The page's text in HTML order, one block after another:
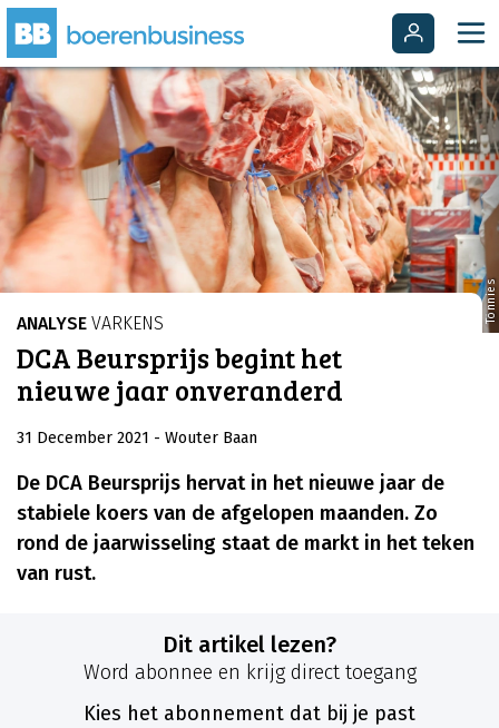
Tönnies
ANALYSE VARKENS
DCA Beursprijs begint het
nieuwe jaar onveranderd
31 December 2021 - Wouter Baan
De DCA Beursprijs hervat in het nieuwe jaar de
stabiele koers van de afgelopen maanden. Zo
rond de jaarwisseling staat de markt in het teken
van rust.
Dit artikel lezen?
Word abonnee en krijg direct toegang
Kies het abonnement dat bij je past